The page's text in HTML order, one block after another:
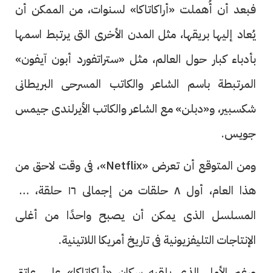
فبعد أن أُهملت «أراكاتاكا» لسنوات، من الممكن أن
يُعاد إليها بريقها، مثل المدن الأخرى التى يرتبط اسمها
بأدباء كبار حول العالم، مثل «ستراتفورد أبون آيفون»
المرتبطة باسم الشاعر والكاتب المسرحى البريطانى
شكسبير، و«دبلن» مع الشاعر والكاتب الأيرلندى جيمس
جويس.
ومن المتوقع أن تعرض «Netflix»، فى وقت لاحق من
هذا العام، أول ٨ حلقات من إجمالى ١٦ حلقة، من
المسلسل الذى يمكن أن يصبح واحدًا من أغلى
الإنتاجات التليفزيونية فى تاريخ أمريكا اللاتينية.